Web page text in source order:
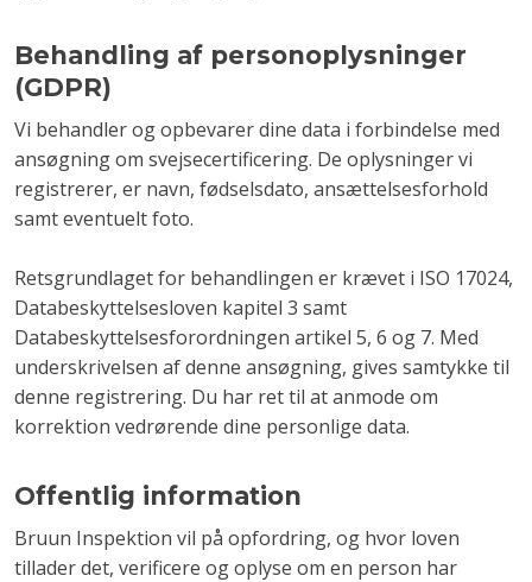
Behandling af personoplysninger
(GDPR)
Vi behandler og opbevarer dine data i forbindelse med
ansøgning om svejsecertificering. De oplysninger vi
registrerer, er navn, fødselsdato, ansættelsesforhold
samt eventuelt foto.
Retsgrundlaget for behandlingen er krævet i ISO 17024,
Databeskyttelsesloven kapitel 3 samt
Databeskyttelsesforordningen artikel 5, 6 og 7. Med
underskrivelsen af denne ansøgning, gives samtykke til
denne registrering. Du har ret til at anmode om
korrektion vedrørende dine personlige data.
Offentlig information
Bruun Inspektion vil på opfordring, og hvor loven
tillader det, verificere og oplyse om en person har